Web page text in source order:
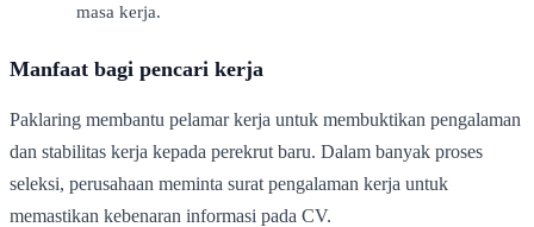
masa kerja.
Manfaat bagi pencari kerja
Paklaring membantu pelamar kerja untuk membuktikan pengalaman
dan stabilitas kerja kepada perekrut baru. Dalam banyak proses
seleksi, perusahaan meminta surat pengalaman kerja untuk
memastikan kebenaran informasi pada CV.